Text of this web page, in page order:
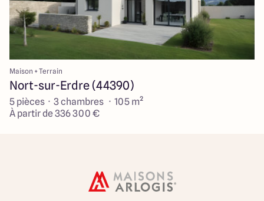
Maison + Terrain
Nort-sur-Erdre (44390)
5 pièces · 3 chambres · 105 m²
À partir de 336 300 €